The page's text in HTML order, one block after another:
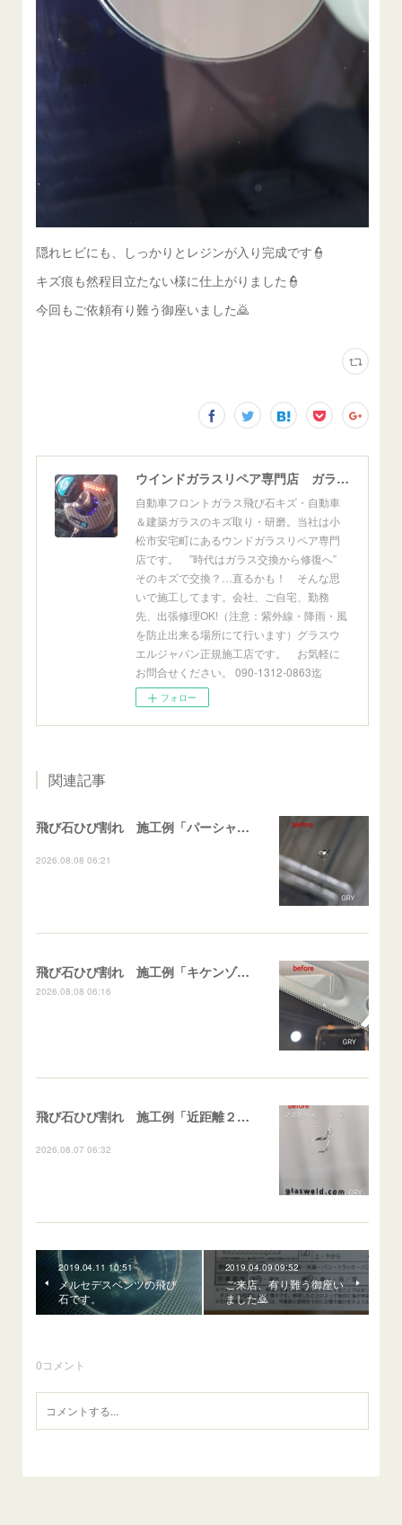
隠れヒビにも、しっかりとレジンが入り完成です👮
キズ痕も然程目立たない様に仕上がりました👮
今回もご依頼有り難う御座いました🙇
ウインドガラスリペア専門店 ガラスリペア・ヨシダ グラスウェルドジャパン 正規施工店 小松市
自動車フロントガラス飛び石キズ・自動車
＆建築ガラスのキズ取り・研磨。当社は小
松市安宅町にあるウンドガラスリペア専門
店です。 ”時代はガラス交換から修復へ”
そのキズで交換？…直るかも！ そんな思
いで施工してます。会社、ご自宅、勤務
先、出張修理OK!（注意：紫外線・降雨・風
を防止出来る場所にて行います）グラスウ
エルジャパン正規施工店です。 お気軽に
お問合せください。 090-1312-0863迄
フォロー
関連記事
飛び石ひび割れ 施工例「パーシャル系・衝撃点範囲ハマカケ」エスティマ
2026.08.08 06:21
飛び石ひび割れ 施工例「キケンゾーン範囲・ストレートブレイク」フェアレディＺ
2026.08.08 06:16
飛び石ひび割れ 施工例「近距離２箇所・パーシャル系+ストレート系」CX-8
2026.08.07 06:32
2019.04.11 10:51
メルセデスベンツの飛び
石です。
2019.04.09 09:52
ご来店、有り難う御座い
ました🙇
0コメント